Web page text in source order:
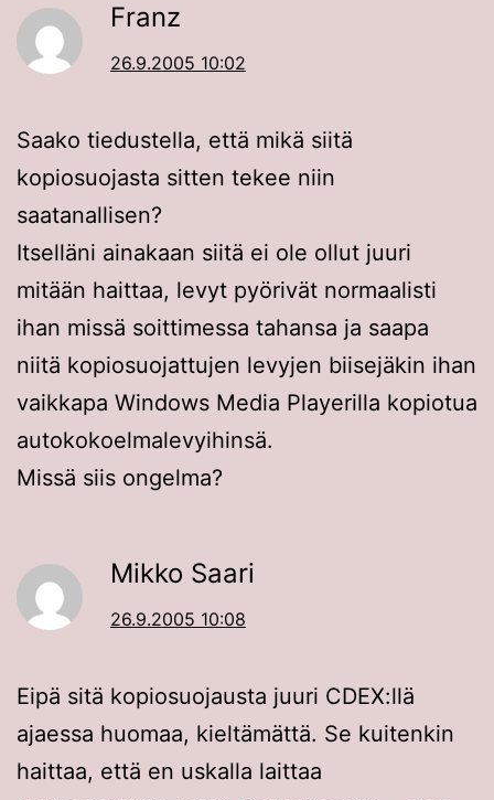
Franz
26.9.2005 10:02
Saako tiedustella, että mikä siitä
kopiosuojasta sitten tekee niin
saatanallisen?
Itselläni ainakaan siitä ei ole ollut juuri
mitään haittaa, levyt pyörivät normaalisti
ihan missä soittimessa tahansa ja saapa
niitä kopiosuojattujen levyjen biisejäkin ihan
vaikkapa Windows Media Playerilla kopiotua
autokokoelmalevyihinsä.
Missä siis ongelma?
Mikko Saari
26.9.2005 10:08
Eipä sitä kopiosuojausta juuri CDEX:llä
ajaessa huomaa, kieltämättä. Se kuitenkin
haittaa, että en uskalla laittaa